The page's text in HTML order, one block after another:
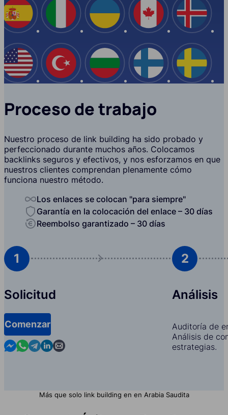
España
EE.UU
Italia
Turquía
Ucrania
Bulgaria
Canadá
Finlandia Suecia
Proceso de trabajo
Nuestro proceso de link building ha sido probado y
perfeccionado durante muchos años. Colocamos
backlinks seguros y efectivos, y nos esforzamos en que
nuestros clientes comprendan plenamente cómo
funciona nuestro método.
Los enlaces se colocan "para siempre"
Garantía en la colocación del enlace – 30 días
Reembolso garantizado – 30 días
1
Solicitud
Comenzar
Contact us in Messenger
Contact us in WhatsApp
Contact us in Telegram
Contact us in Linkedin
Contact us by email
2
Análisis
Auditoría de
Análisis de
estrategias.
Más que solo link building en en Arabia Saudita